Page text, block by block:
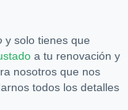
y solo tienes que
a tu renovación y
nosotros que nos
todos los detalles